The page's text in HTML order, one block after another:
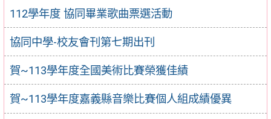
112學年度 協同畢業歌曲票選活動
協同中學-校友會刊第七期出刊
賀~113學年度全國美術比賽榮獲佳績
賀~113學年度嘉義縣音樂比賽個人組成績優異